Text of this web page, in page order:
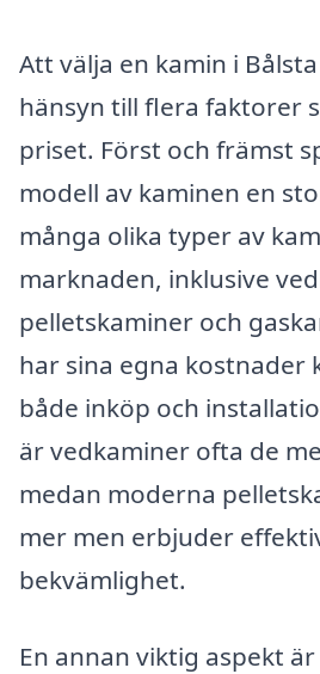
Att välja en kamin i
hänsyn till flera faktorer
priset. Först och främst
modell av kaminen en
många olika typer av
marknaden, inklusive
pelletskaminer och
har sina egna kostnader
både inköp och
är vedkaminer ofta de
medan moderna
mer men erbjuder
bekvämlighet.
En annan viktig aspekt